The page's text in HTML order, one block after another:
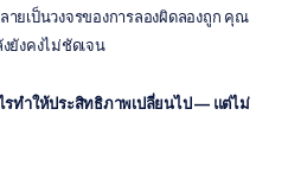
ยเป็นวงจรของการลองผิดลองถูก คุณ
ยังคงไม่ชัดเจน
รทำให้ประสิทธิภาพเปลี่ยนไป — แต่ไม่